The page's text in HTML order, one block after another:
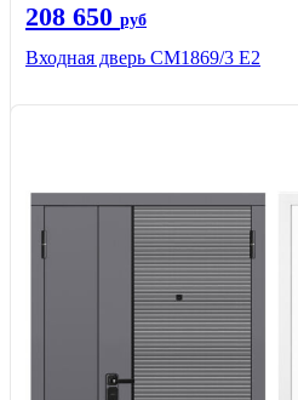
208 650 руб
Входная дверь СМ1869/3 Е2